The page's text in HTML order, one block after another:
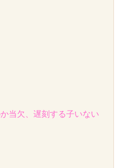
当欠、遅刻する子いない